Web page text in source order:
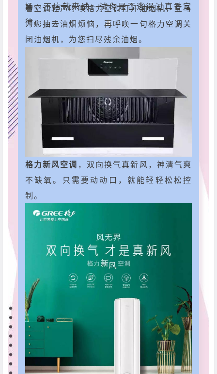
场，不信就来试一试你是否逃得过真香定
律。
A
着空调轻声呼唤格力空调打开油烟机，立马
为您抽去油烟烦恼，再呼唤一句格力空调关
闭油烟机，为您扫尽残余油烟。
格力新风空调 ，双向换气真新风，神清气爽
不缺氧。只需要动动口，就能轻轻松松控
制。